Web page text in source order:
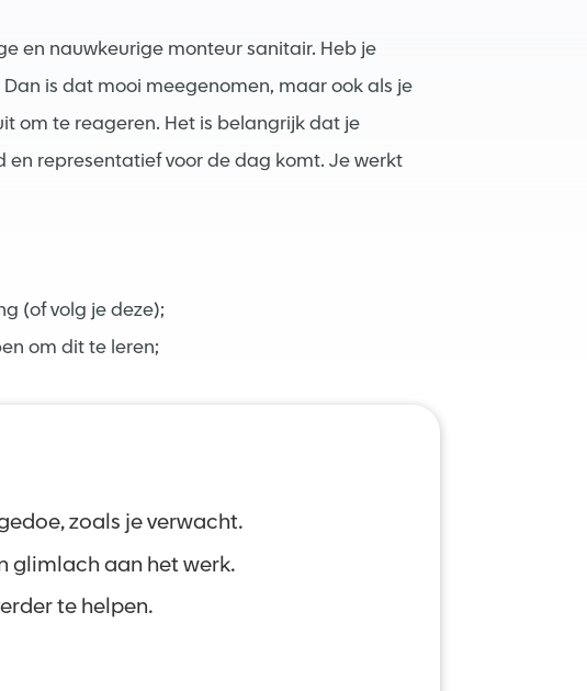
en nauwkeurige monteur sanitair. Heb je
is dat mooi meegenomen, maar ook als je
om te reageren. Het is belangrijk dat je
representatief voor de dag komt. Je werkt
(of volg je deze);
om dit te leren;
zoals je verwacht.
glimlach aan het werk.
te helpen.